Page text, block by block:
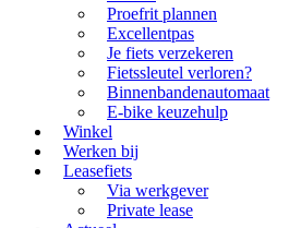
Proefrit plannen
Excellentpas
Je fiets verzekeren
Fietssleutel verloren?
Binnenbandenautomaat
E-bike keuzehulp
Winkel
Werken bij
Leasefiets
Via werkgever
Private lease